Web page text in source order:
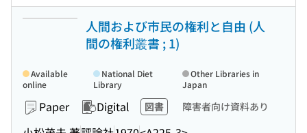
人間および市民の権利と自由 (人
間の権利叢書 ; 1)
Paper Digital 図書 障害者向け資料あり
Available
online
National Diet
Library
Other Libraries in
Japan